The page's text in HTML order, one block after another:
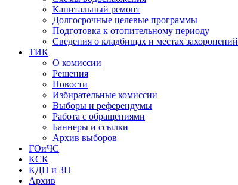
Капитальный ремонт
Долгосрочные целевые программы
Подготовка к отопительному периоду
Сведения о кладбищах и местах захоронений
ТИК
О комиссии
Решения
Новости
Избирательные комиссии
Выборы и референдумы
Работа с обращениями
Баннеры и ссылки
Архив выборов
ГОиЧС
КСК
КДН и ЗП
Архив